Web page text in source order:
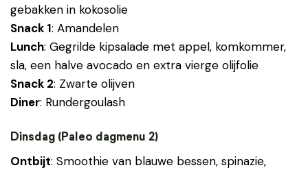
gebakken in kokosolie
Snack 1: Amandelen
Lunch: Gegrilde kipsalade met appel, komkommer,
sla, een halve avocado en extra vierge olijfolie
Snack 2: Zwarte olijven
Diner: Rundergoulash
Dinsdag (Paleo dagmenu 2)
Ontbijt: Smoothie van blauwe bessen, spinazie,